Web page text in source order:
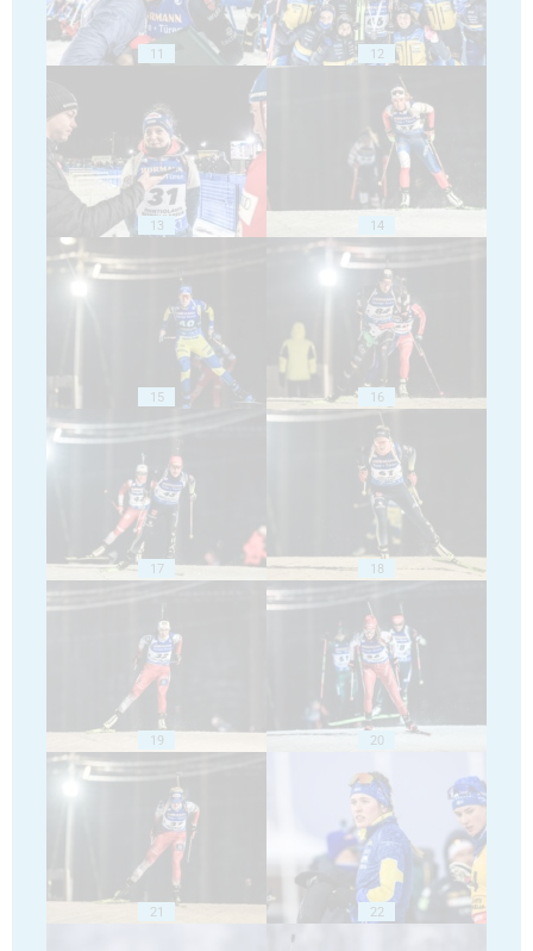
11 12
13 14
15 16
17 18
19 20
21 22